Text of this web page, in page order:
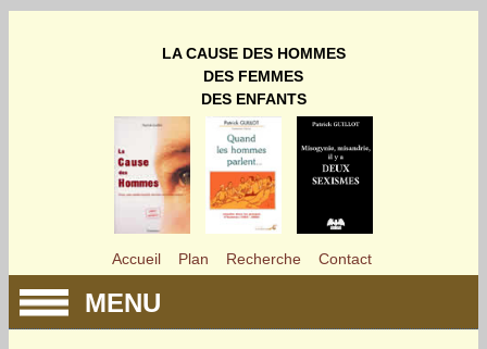
LA CAUSE DES HOMMES
DES FEMMES
DES ENFANTS
MENU
Accueil Plan Recherche Contact